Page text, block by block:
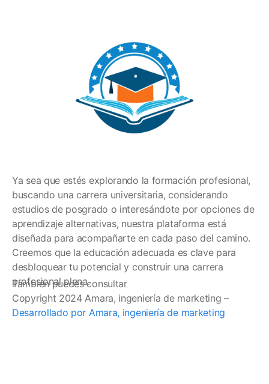
Ya sea que estés explorando la formación profesional,
buscando una carrera universitaria, considerando
estudios de posgrado o interesándote por opciones de
aprendizaje alternativas, nuestra plataforma está
diseñada para acompañarte en cada paso del camino.
Creemos que la educación adecuada es clave para
desbloquear tu potencial y construir una carrera
profesional plena.
También puedes consultar
Copyright 2024 Amara, ingeniería de marketing –
Desarrollado por Amara, ingeniería de marketing